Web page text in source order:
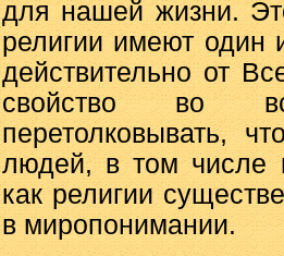
для нашей жизни.
религии имеют один
действительно от
свойство во
перетолковывать,
людей, в том числе
как религии
в миропонимании.